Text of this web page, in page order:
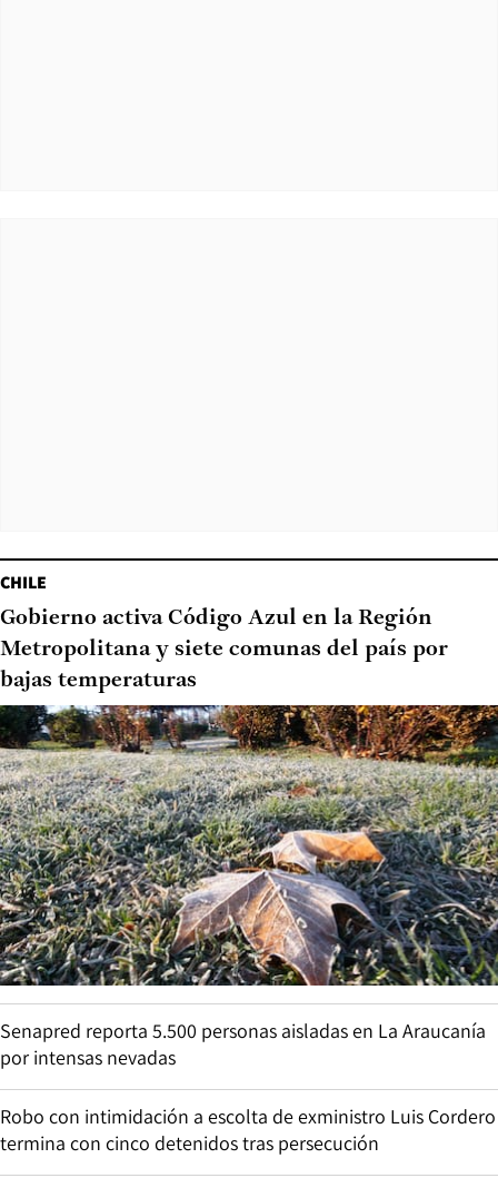
CHILE
Gobierno activa Código Azul en la Región
Metropolitana y siete comunas del país por
bajas temperaturas
Senapred reporta 5.500 personas aisladas en La Araucanía
por intensas nevadas
Robo con intimidación a escolta de exministro Luis Cordero
termina con cinco detenidos tras persecución